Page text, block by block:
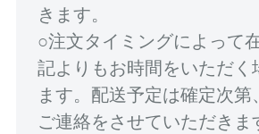
きます。
○注文タイミングによって
記よりもお時間をいただく
ます。配送予定は確定次第
ご連絡をさせていただきま